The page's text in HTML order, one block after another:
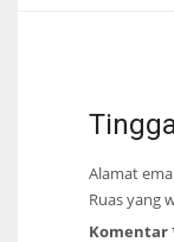
Alamat
Ruas yang
Komentar